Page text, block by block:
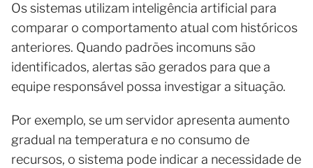
Os sistemas utilizam inteligência artificial para
comparar o comportamento atual com históricos
anteriores. Quando padrões incomuns são
identificados, alertas são gerados para que a
equipe responsável possa investigar a situação.
Por exemplo, se um servidor apresenta aumento
gradual na temperatura e no consumo de
recursos, o sistema pode indicar a necessidade de